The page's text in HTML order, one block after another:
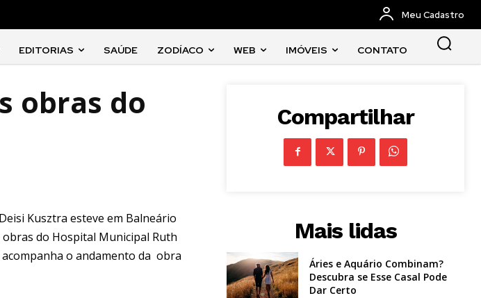
Meu Cadastro
EDITORIAS SAÚDE ZODÍACO WEB IMÓVEIS CONTATO
obras do
Kusztra esteve em Balneário
do Hospital Municipal Ruth
o andamento da obra
Compartilhar
Mais lidas
Áries e Aquário Combinam?
Descubra se Esse Casal Pode
Dar Certo